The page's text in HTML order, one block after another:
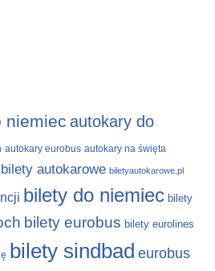
niemiec autokary do
autokary eurobus autokary na święta
bilety autokarowe biletyautokarowe.pl
bilety do niemiec bilety
bilety eurobus bilety eurolines
bilety sindbad eurobus